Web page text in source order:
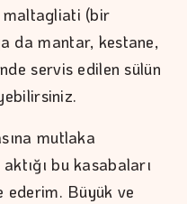
(bir
da mantar, kestane,
servis edilen sülün
mutlaka
bu kasabaları
ederim. Büyük ve